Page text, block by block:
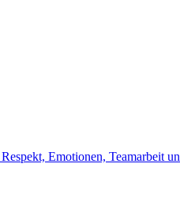
Emotionen, Teamarbeit